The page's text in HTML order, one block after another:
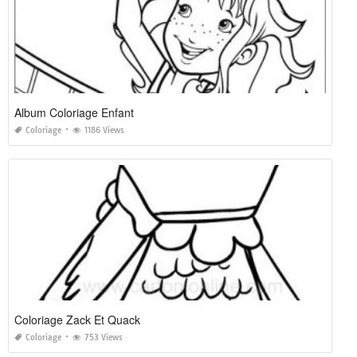
Album Coloriage Enfant
Coloriage 1186 Views
Coloriage Zack Et Quack
Coloriage 753 Views